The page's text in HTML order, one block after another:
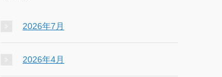
2026年7月
2026年4月